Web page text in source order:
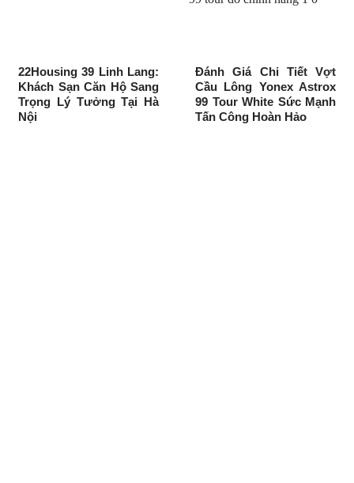
22Housing 39 Linh Lang:
Khách Sạn Căn Hộ Sang
Trọng Lý Tưởng Tại Hà
Nội
Đánh Giá Chi Tiết Vợt
Cầu Lông Yonex Astrox
99 Tour White Sức Mạnh
Tấn Công Hoàn Hảo